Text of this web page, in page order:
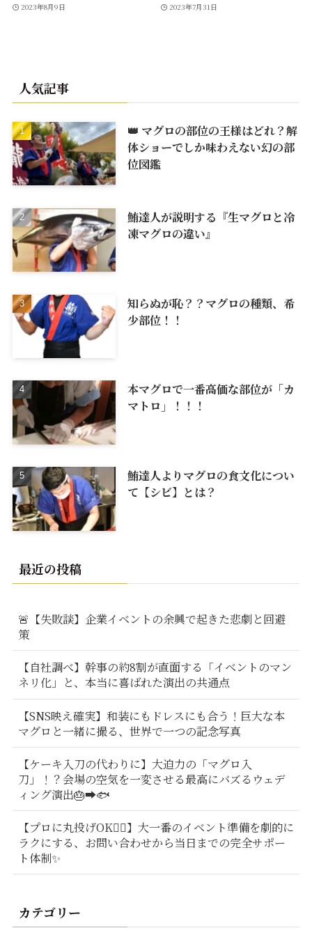
2023年8月9日 2023年7月31日
人気記事
👑 マグロの部位の王様はどれ？解
体ショーでしか味わえない幻の部
位図鑑
鮪達人が説明する『生マグロと冷
凍マグロの違い』
知らぬが恥？？マグロの種類、希
少部位！！
本マグロで一番高価な部位が「カ
マトロ」！！！
鮪達人よりマグロの食文化につい
て【シビ】とは？
最近の投稿
🚨【失敗談】企業イベントの余興で起きた悲劇と回避
策
【自社調べ】幹事の約8割が直面する「イベントのマン
ネリ化」と、本当に喜ばれた演出の共通点
【SNS映え確実】和装にもドレスにも合う！巨大な本
マグロと一緒に撮る、世界で一つの記念写真
【ケーキ入刀の代わりに】大迫力の「マグロ入
刀」！？会場の空気を一変させる最高にバズるウェデ
ィング演出🎂➡️🐟
【プロに丸投げOK🙆‍♂️】大一番のイベント準備を劇的に
ラクにする、お問い合わせから当日までの完全サポー
ト体制✨
カテゴリー